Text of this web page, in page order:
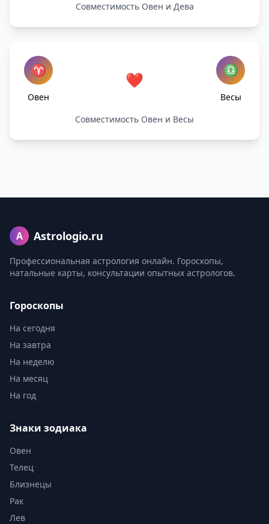
Совместимость Овен и Дева
♈
Овен
❤️ ♎
Весы
Совместимость Овен и Весы
A Astrologio.ru
Профессиональная астрология онлайн. Гороскопы,
натальные карты, консультации опытных астрологов.
Гороскопы
На сегодня
На завтра
На неделю
На месяц
На год
Знаки зодиака
Овен
Телец
Близнецы
Рак
Лев